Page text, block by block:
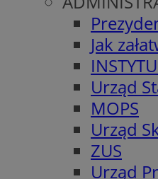
Jak
Urząd
MOPS
Urząd
ZUS
Urząd